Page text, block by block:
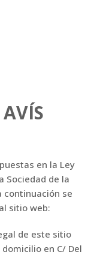
en la Ley
Sociedad de la
continuación se
sitio web:
de este sitio
en C/ Del